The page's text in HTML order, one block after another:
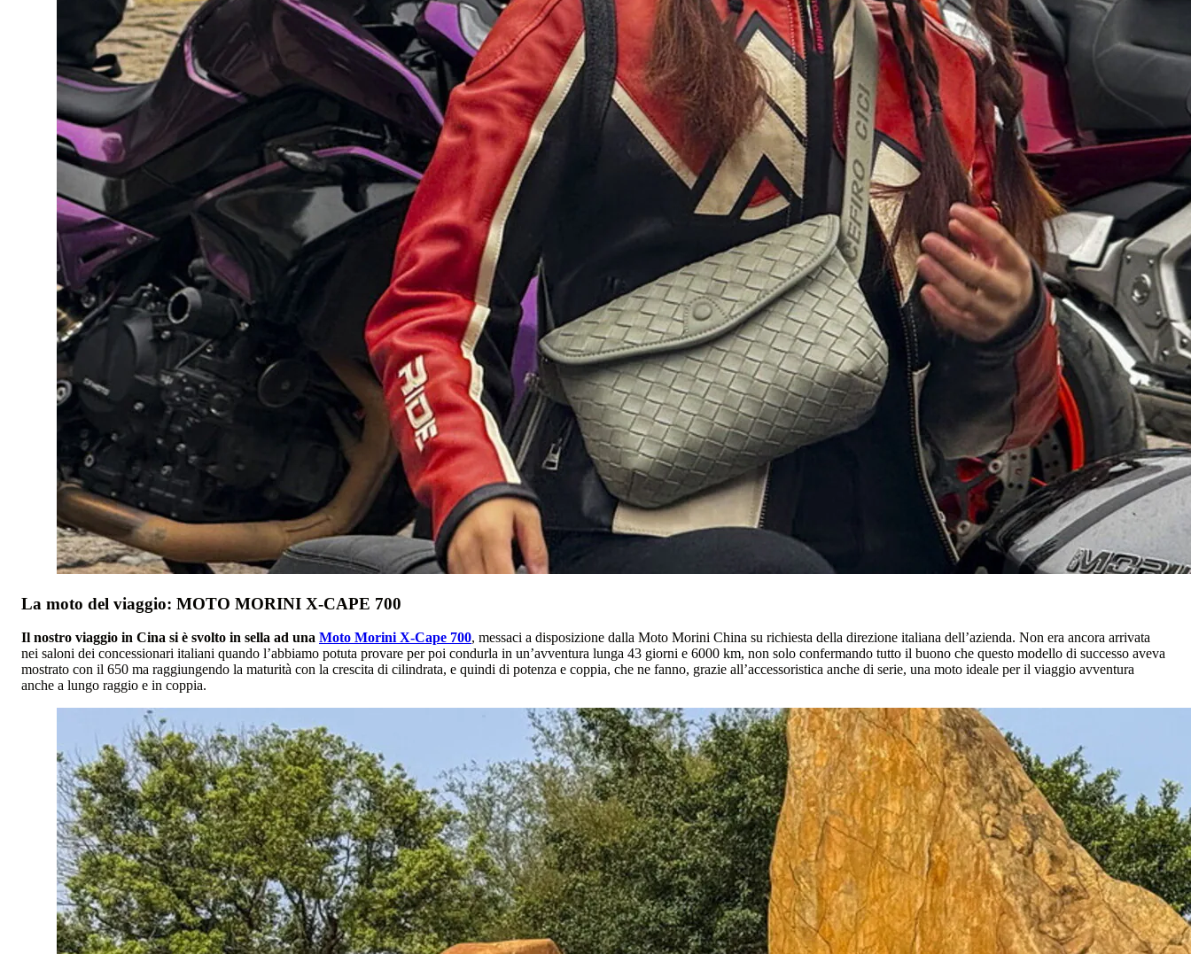
La moto del viaggio: MOTO MORINI X-CAPE 700
Il nostro viaggio in Cina si è svolto in sella ad una Moto Morini X-Cape 700, messaci a disposizione dalla Moto Morini China su richiesta della direzione italiana dell’azienda. Non era ancora arrivata
nei saloni dei concessionari italiani quando l’abbiamo potuta provare per poi condurla in un’avventura lunga 43 giorni e 6000 km, non solo confermando tutto il buono che questo modello di successo aveva
mostrato con il 650 ma raggiungendo la maturità con la crescita di cilindrata, e quindi di potenza e coppia, che ne fanno, grazie all’accessoristica anche di serie, una moto ideale per il viaggio avventura
anche a lungo raggio e in coppia.